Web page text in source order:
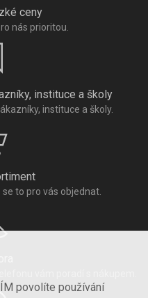
povolíte používání
ceny
nás prioritou.
instituce a školy
instituce a školy.
to pro vás objednat.